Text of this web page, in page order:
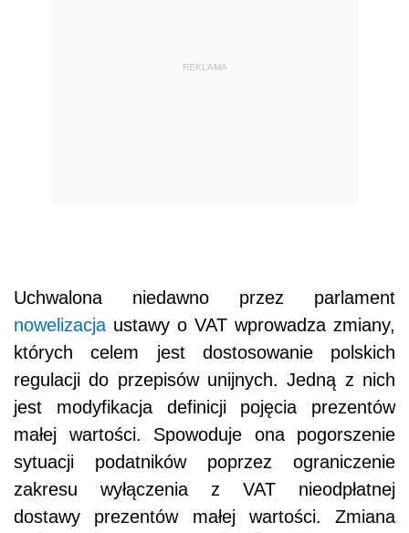
REKLAMA
Uchwalona niedawno przez parlament
nowelizacja ustawy o VAT wprowadza zmiany,
których celem jest dostosowanie polskich
regulacji do przepisów unijnych. Jedną z nich
jest modyfikacja definicji pojęcia prezentów
małej wartości. Spowoduje ona pogorszenie
sytuacji podatników poprzez ograniczenie
zakresu wyłączenia z VAT nieodpłatnej
dostawy prezentów małej wartości. Zmiana